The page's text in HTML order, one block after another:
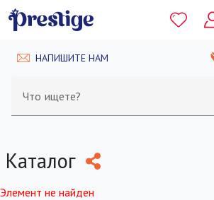
НАПИШИТЕ НАМ
Что ищете?
Каталог
Элемент не найден